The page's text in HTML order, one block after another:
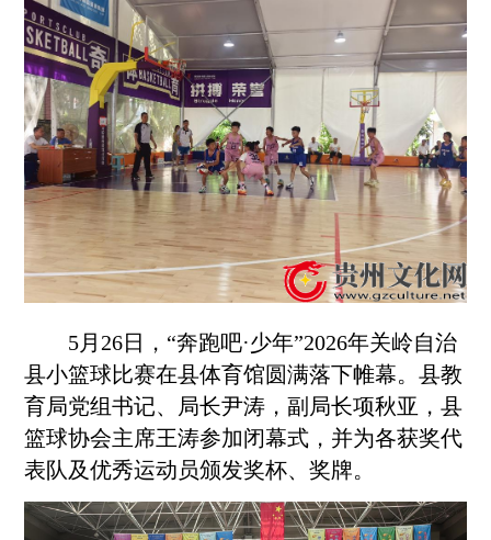
5月26日，“奔跑吧·少年”2026年关岭自治
县小篮球比赛在县体育馆圆满落下帷幕。县教
育局党组书记、局长尹涛，副局长项秋亚，县
篮球协会主席王涛参加闭幕式，并为各获奖代
表队及优秀运动员颁发奖杯、奖牌。